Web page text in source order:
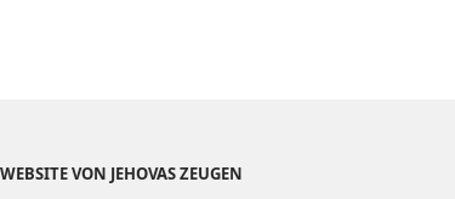
VON JEHOVAS ZEUGEN